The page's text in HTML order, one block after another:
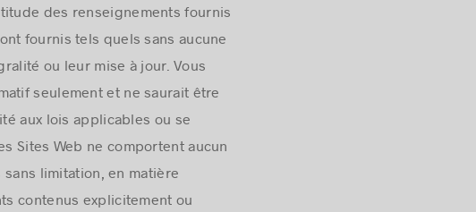
des renseignements fournis
fournis tels quels sans aucune
ou leur mise à jour. Vous
seulement et ne saurait être
aux lois applicables ou se
Sites Web ne comportent aucun
limitation, en matière
contenus explicitement ou